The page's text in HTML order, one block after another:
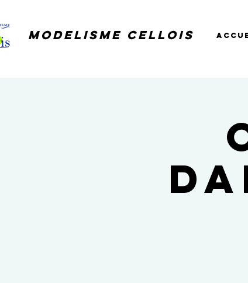
Modelisme cellois